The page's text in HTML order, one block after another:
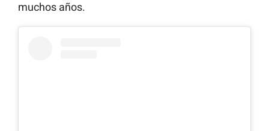
muchos años.